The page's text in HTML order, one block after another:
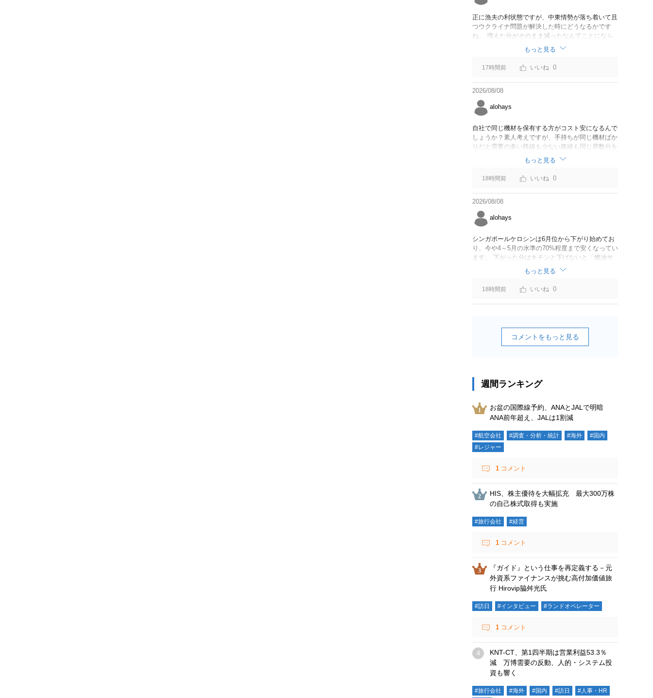
正に漁夫の利状態ですが、中東情勢が落ち着いて且
つウクライナ問題が解決した時にどうなるかです
ね。 増えた分がそのまま減ったなんてことになら
なければいいですが。
もっと見る
17時間前 0
2026/08/08
alohays
自社で同じ機材を保有する方がコスト安になるんで
しょうか？素人考えですが、手持ちが同じ機材ばか
りだと需要の多い路線も少ない路線も同じ席数分を
供給することになるので、需要が多い路線には大型
機材を当て、少ない路線には小型機材を当てるな
ど、席数を調整するにはリース契約の方が対応しや
すいと思いました。
もっと見る
18時間前 0
2026/08/08
alohays
シンガポールケロシンは6月位から下がり始めてお
り、今や4～5月の水準の70%程度まで安くなってい
ます。 下がった分はキチンと下げないと「燃油サ
ーチャージ＝利益」と判断されますよ。
もっと見る
18時間前 0
コメントをもっと見る
週間ランキング
お盆の国際線予約、ANAとJALで明暗
ANA前年超え、JALは1割減
#航空会社 #調査・分析・統計 #海外
#国内
#レジャー
1 コメント
HIS、株主優待を大幅拡充 最大300万株
の自己株式取得も実施
#旅行会社 #経営
1 コメント
『ガイド』という仕事を再定義する－元
外資系ファイナンスが挑む高付加価値旅
行 Hirovip脇舛光氏
#訪日 #インタビュー #ランドオペレーター
1 コメント
KNT-CT、第1四半期は営業利益53.3％
減 万博需要の反動、人的・システム投
資も響く
#旅行会社 #海外 #国内 #訪日 #人事・HR